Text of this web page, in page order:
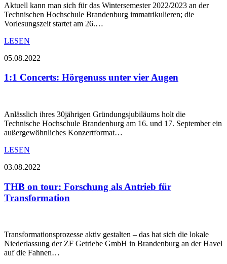
Aktuell kann man sich für das Wintersemester 2022/2023 an der
Technischen Hochschule Brandenburg immatrikulieren; die
Vorlesungszeit startet am 26.…
LESEN
05.08.2022
1:1 Concerts: Hörgenuss unter vier Augen
Anlässlich ihres 30jährigen Gründungsjubiläums holt die
Technische Hochschule Brandenburg am 16. und 17. September ein
außergewöhnliches Konzertformat…
LESEN
03.08.2022
THB on tour: Forschung als Antrieb für
Transformation
Transformationsprozesse aktiv gestalten – das hat sich die lokale
Niederlassung der ZF Getriebe GmbH in Brandenburg an der Havel
auf die Fahnen…